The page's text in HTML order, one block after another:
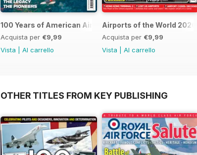
100 Years of American Airlines
Acquista per €9,99
Vista
Al carrello
Airports of the World 2026
Acquista per €9,99
Vista
Al carrello
OTHER TITLES FROM KEY PUBLISHING